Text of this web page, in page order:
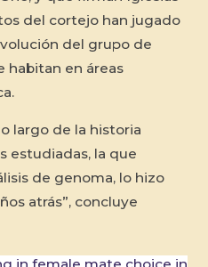
del cortejo han jugado
del grupo de
habitan en áreas
largo de la historia
estudiadas, la que
de genoma, lo hizo
atrás”, concluye
in female mate choice in